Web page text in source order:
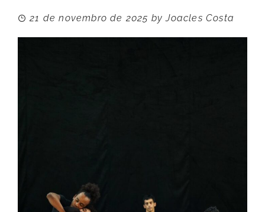
21 de novembro de 2025 byJoacles Costa